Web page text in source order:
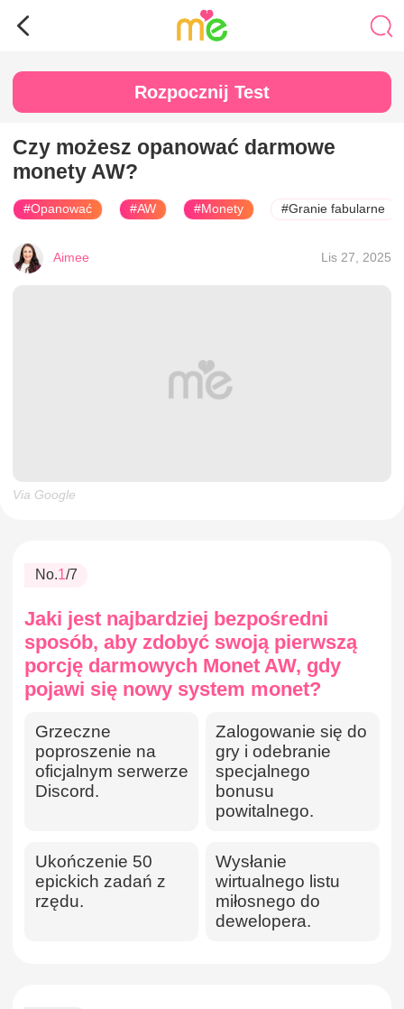
Rozpocznij Test
Czy możesz opanować darmowe
monety AW?
#Opanować #AW #Monety #Granie fabularne
Aimee Lis 27, 2025
Via Google
No.1/7
Jaki jest najbardziej bezpośredni
sposób, aby zdobyć swoją pierwszą
porcję darmowych Monet AW, gdy
pojawi się nowy system monet?
Grzeczne
poproszenie na
oficjalnym serwerze
Discord.
Zalogowanie się do
gry i odebranie
specjalnego
bonusu
powitalnego.
Ukończenie 50
epickich zadań z
rzędu.
Wysłanie
wirtualnego listu
miłosnego do
dewelopera.